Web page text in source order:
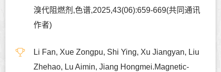
溴代阻燃剂,色谱,2025,43(06):659-669(共同通讯
作者)
Li Fan, Xue Zongpu, Shi Ying, Xu Jiangyan, Liu
Zhehao, Lu Aimin, Jiang Hongmei.Magnetic-